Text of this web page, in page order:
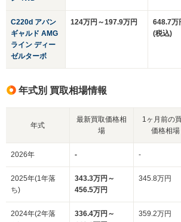
C220d アバン
ギャルド AMG
ライン ディー
ゼルターボ
124万円～197.9万円
648.7万
(税込)
年式別 買取相場情報
年式
最新買取価格相
場
1ヶ月前の
価格相場
2026年 - -
2025年(1年落
ち)
343.3万円～
456.5万円
345.8万円
2024年(2年落
336.4万円～
359.2万円